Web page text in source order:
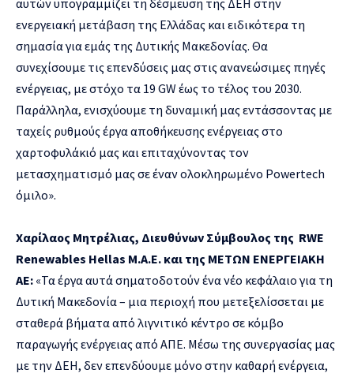
ενεργειακή μετάβαση της Ελλάδας και ειδικότερα τη
σημασία για εμάς της Δυτικής Μακεδονίας. Θα
συνεχίσουμε τις επενδύσεις μας στις ανανεώσιμες πηγές
ενέργειας, με στόχο τα 19 GW έως το τέλος του 2030.
Παράλληλα, ενισχύουμε τη δυναμική μας εντάσσοντας με
ταχείς ρυθμούς έργα αποθήκευσης ενέργειας στο
χαρτοφυλάκιό μας και επιταχύνοντας τον
μετασχηματισμό μας σε έναν ολοκληρωμένο Powertech
όμιλο».
Χαρίλαος Μητρέλιας, Διευθύνων Σύμβουλος της RWE
Renewables Hellas Μ.Α.Ε. και της ΜΕΤΩΝ ΕΝΕΡΓΕΙΑΚΗ
ΑΕ: «Τα έργα αυτά σηματοδοτούν ένα νέο κεφάλαιο για τη
Δυτική Μακεδονία – μια περιοχή που μετεξελίσσεται με
σταθερά βήματα από λιγνιτικό κέντρο σε κόμβο
παραγωγής ενέργειας από ΑΠΕ. Μέσω της συνεργασίας μας
με την ΔΕΗ, δεν επενδύουμε μόνο στην καθαρή ενέργεια,